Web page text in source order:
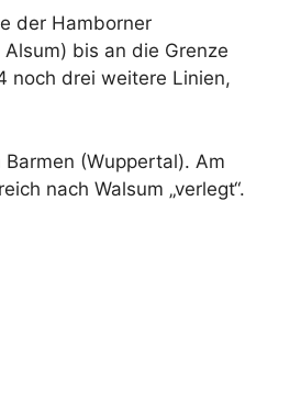
der Hamborner
bis an die Grenze
noch drei weitere Linien,
(Wuppertal). Am
nach Walsum „verlegt“.